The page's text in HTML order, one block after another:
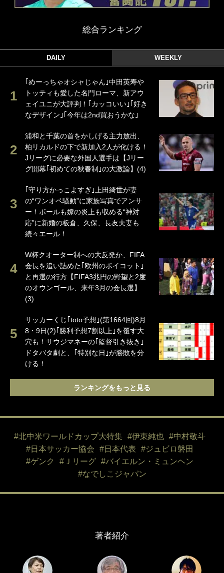
総合ランキング
DAILY WEEKLY
｢めーっちゃオシャじゃん｣中田英寿や
トッティも愛した名門ローマ、新アウ
ェイユニが大評判！｢カッコいい｣｢好き
なデザイン｣｢今年は2nd買おうかな｣
浦和と千葉の首をかしげる主力放出、
柏リカルドの下で新加入2人が化ける！
Jリーグに必要な外国人選手は【Jリー
グ開幕｢初めての秋春制｣の大激論】(4)
｢守り方かっこよすぎ｣上田綺世が妻
の“ワンオペ騒動”に家族写真でアンサ
ー！ボールも嫁の炎上も収める“神対
応”に新婚の板倉、久保、長友夫妻も
続々エール！
W杯クオーター制への大反発か、FIFA
会長を追い詰めた｢欧州のボイコット｣
と再選の行方【FIFA3兆円の野望と2度
のオウンゴール、来年3月の会長選】
(3)
サッカーくじ｢toto予想｣(第1664回)8月
8・9日(2)｢勝利予想7割以上｣を覆す大
穴も！サウジマネーの｢監督引き抜き｣
ドタバタ劇と、｢特別な日｣が勝敗を分
ける！
ランキングをもっと見る
#北中米ワールドカップ大特集 #伊東純也
#中村敬斗
#日本サッカー協会
#日本代表
#ジュビロ磐田
#ゲンク
#Ｊリーグ
#バイエルン・ミュンヘン
#なでしこジャパン
著者紹介